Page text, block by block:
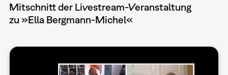
Mitschnitt der Livestream-Veranstaltung
zu »Ella Bergmann-Michel«